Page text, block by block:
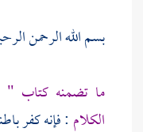
بسم الله الرحمن
ما تضمنه كتاب
الكلام : فإنه كفر